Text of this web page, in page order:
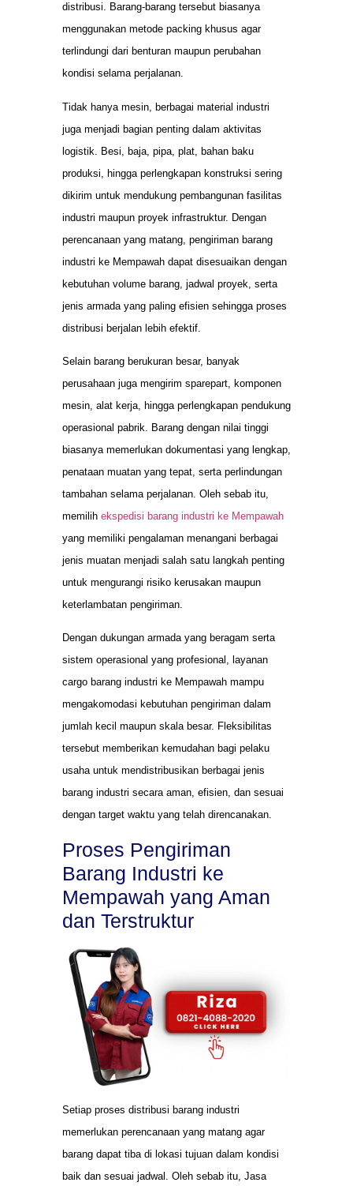
distribusi. Barang-barang tersebut biasanya
menggunakan metode packing khusus agar
terlindungi dari benturan maupun perubahan
kondisi selama perjalanan.
Tidak hanya mesin, berbagai material industri
juga menjadi bagian penting dalam aktivitas
logistik. Besi, baja, pipa, plat, bahan baku
produksi, hingga perlengkapan konstruksi sering
dikirim untuk mendukung pembangunan fasilitas
industri maupun proyek infrastruktur. Dengan
perencanaan yang matang, pengiriman barang
industri ke Mempawah dapat disesuaikan dengan
kebutuhan volume barang, jadwal proyek, serta
jenis armada yang paling efisien sehingga proses
distribusi berjalan lebih efektif.
Selain barang berukuran besar, banyak
perusahaan juga mengirim sparepart, komponen
mesin, alat kerja, hingga perlengkapan pendukung
operasional pabrik. Barang dengan nilai tinggi
biasanya memerlukan dokumentasi yang lengkap,
penataan muatan yang tepat, serta perlindungan
tambahan selama perjalanan. Oleh sebab itu,
memilih ekspedisi barang industri ke Mempawah
yang memiliki pengalaman menangani berbagai
jenis muatan menjadi salah satu langkah penting
untuk mengurangi risiko kerusakan maupun
keterlambatan pengiriman.
Dengan dukungan armada yang beragam serta
sistem operasional yang profesional, layanan
cargo barang industri ke Mempawah mampu
mengakomodasi kebutuhan pengiriman dalam
jumlah kecil maupun skala besar. Fleksibilitas
tersebut memberikan kemudahan bagi pelaku
usaha untuk mendistribusikan berbagai jenis
barang industri secara aman, efisien, dan sesuai
dengan target waktu yang telah direncanakan.
Proses Pengiriman
Barang Industri ke
Mempawah yang Aman
dan Terstruktur
Setiap proses distribusi barang industri
memerlukan perencanaan yang matang agar
barang dapat tiba di lokasi tujuan dalam kondisi
baik dan sesuai jadwal. Oleh sebab itu, Jasa